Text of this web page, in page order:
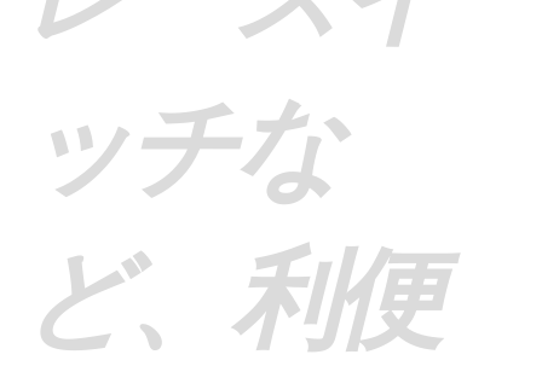
ッチな
ど、利便